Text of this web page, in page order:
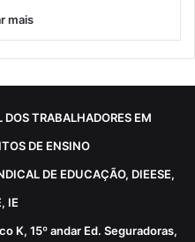
mais
TRABALHADORES EM
DE ENSINO
DE EDUCAÇÃO, DIEESE,
IE
K, 15º andar Ed. Seguradoras,